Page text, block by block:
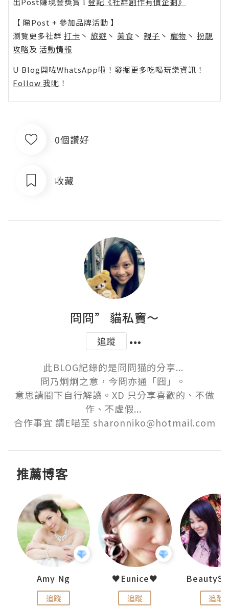
【 睇Post + 參加品牌活動 】
瀏覽更多社群 打卡 丶 旅遊 丶 美食 丶 親子 丶 寵物 丶 扮靚
攻略及 活動情報
U Blog開咗WhatsApp啦！發掘更多吃喝玩樂資訊！
Follow 我哋 ！
0個讚好
收藏
冏冏” 貓私竇～
追蹤
此BLOG記錄的是冏冏猫的分享...
冏乃炯炯之意，今冏亦通「囧」。
意思請閣下自行解讀。XD 只分享喜歡的、不做
作、不虛假...
合作事宜 請E喵至 sharonniko@hotmail.com
推薦博客
Amy Ng
追蹤
♥Eunice♥
追蹤 追蹤